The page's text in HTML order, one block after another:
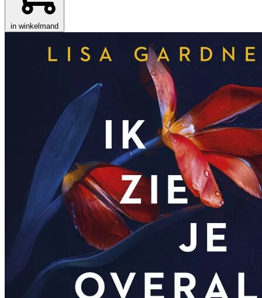
in winkelmand